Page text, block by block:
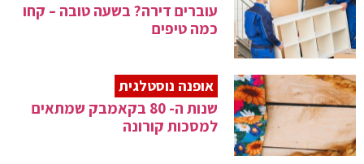
עוברים דירה? בשעה טובה – קחו
כמה טיפים
אופנה נוסטלגית
שנות ה- 80 בקאמבק שמתאים
למסכות קורונה